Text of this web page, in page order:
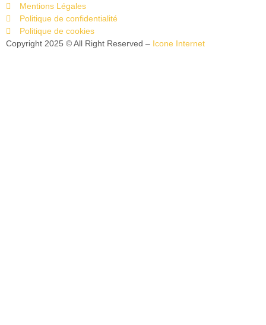
Mentions Légales
Politique de confidentialité
Politique de cookies
Copyright 2025 © All Right Reserved – Icone Internet